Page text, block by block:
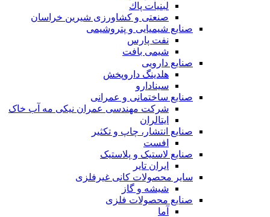
لبنيات پاك
صنعتی و کشاورزی شیرین خراسان
صنایع شیمیایی و پتروشیمی
نفت پارس
شیمی بافت
صنایع دارویی
هلدینگ داروپخش
سینادارو
صنایع ساختمانی و عمرانی
شرکت مهندسی عمران نیکی مه آب خاک
ایتالران
صنایع انتشار، چاپ و تکثير
افست
صنایع لاستیک و پلاستیک
ایران تایر
ساير محصولات كانی غيرفلزی
شیشه و گاز
صنایع محصولات فلزی
آما